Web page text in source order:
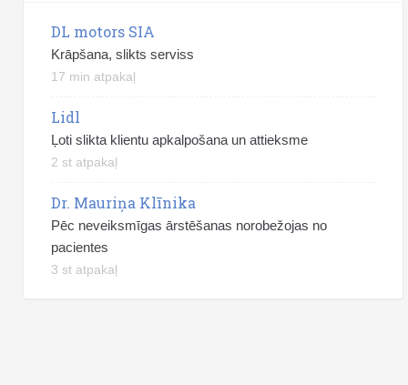
DL motors SIA
Krāpšana, slikts serviss
17 min atpakaļ
Lidl
Ļoti slikta klientu apkalpošana un attieksme
2 st atpakaļ
Dr. Mauriņa Klīnika
Pēc neveiksmīgas ārstēšanas norobežojas no
pacientes
3 st atpakaļ